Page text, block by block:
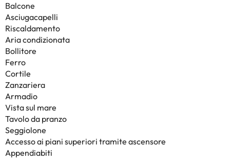
Balcone
Asciugacapelli
Riscaldamento
Aria condizionata
Bollitore
Ferro
Cortile
Zanzariera
Armadio
Vista sul mare
Tavolo da pranzo
Seggiolone
Accesso ai piani superiori tramite ascensore
Appendiabiti